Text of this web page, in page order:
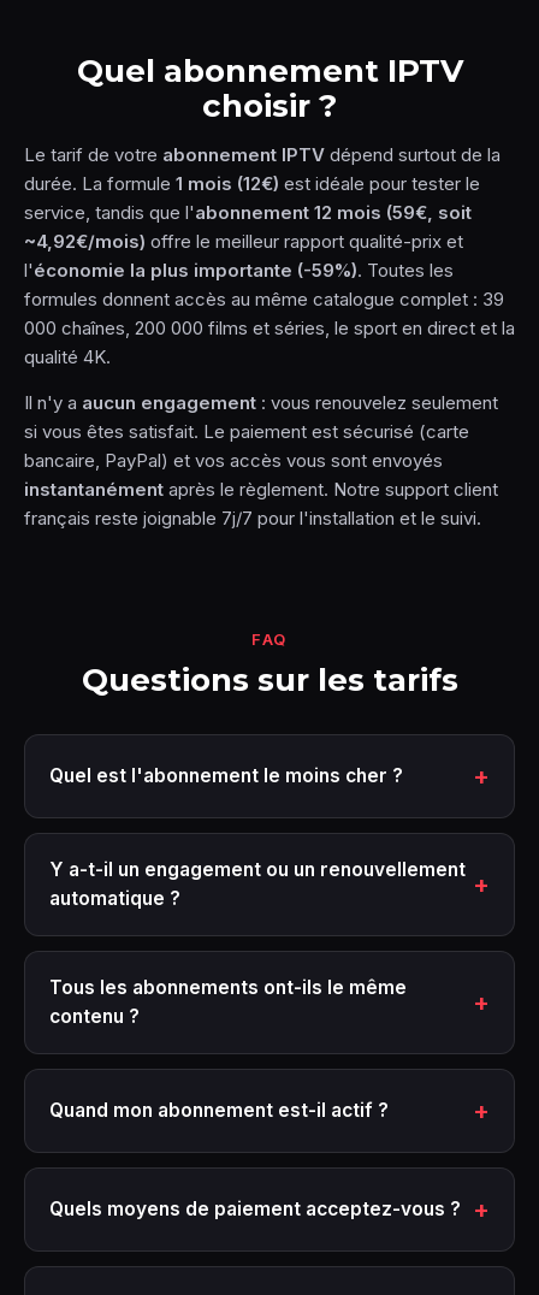
Quel abonnement IPTV
choisir ?
Le tarif de votre abonnement IPTV dépend surtout de la
durée. La formule 1 mois (12€) est idéale pour tester le
service, tandis que l'abonnement 12 mois (59€, soit
~4,92€/mois) offre le meilleur rapport qualité-prix et
l'économie la plus importante (-59%). Toutes les
formules donnent accès au même catalogue complet : 39
000 chaînes, 200 000 films et séries, le sport en direct et la
qualité 4K.
Il n'y a aucun engagement : vous renouvelez seulement
si vous êtes satisfait. Le paiement est sécurisé (carte
bancaire, PayPal) et vos accès vous sont envoyés
instantanément après le règlement. Notre support client
français reste joignable 7j/7 pour l'installation et le suivi.
FAQ
Questions sur les tarifs
Quel est l'abonnement le moins cher ?
Y a-t-il un engagement ou un renouvellement
automatique ?
Tous les abonnements ont-ils le même
contenu ?
Quand mon abonnement est-il actif ?
Quels moyens de paiement acceptez-vous ?